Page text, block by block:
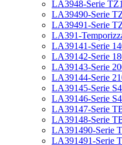
LA3948-Serie
LA39490-Serie
LA39491-Serie
LA391-
LA39141-Serie
LA39142-Serie
LA39143-Serie
LA39144-Serie
LA39145-Serie
LA39146-Serie
LA39147-Serie
LA39148-Serie
LA391490-Serie
LA391491-Serie